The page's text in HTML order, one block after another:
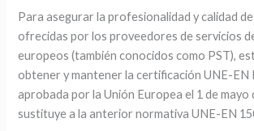
Para asegurar la profesionalidad y calidad
ofrecidas por los proveedores de servicios
europeos (también conocidos como PST),
obtener y mantener la certificación UNE-EN
aprobada por la Unión Europea el 1 de mayo
sustituye a la anterior normativa UNE-EN
calidad
para
los
proveedores
de
servicios